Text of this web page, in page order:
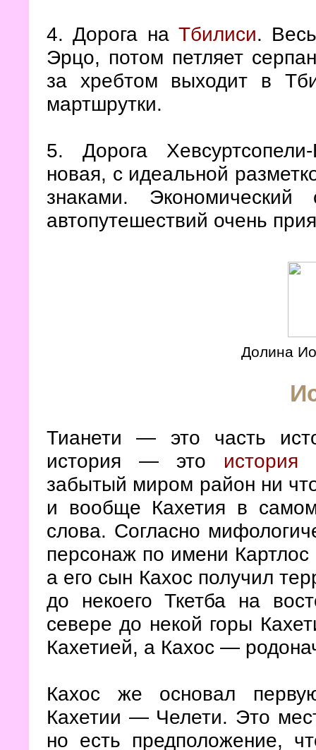
4. Дорога на Тбилиси.
Эрцо, потом петляет
за хребтом выходит в
мартшрутки.
5. Дорога
новая, с идеальной
знаками.
автопутешествий очень
Долина
Тианети — это часть
история — это история
забытый миром район ни
и вообще Кахетия в
слова. Согласно
персонаж по имени Картлос
а его сын Кахос получил
до некоего Ткетба на
севере до некой горы
Кахетией, а Кахос —
Кахос же основал
Кахетии — Челети. Это
но есть предположение,